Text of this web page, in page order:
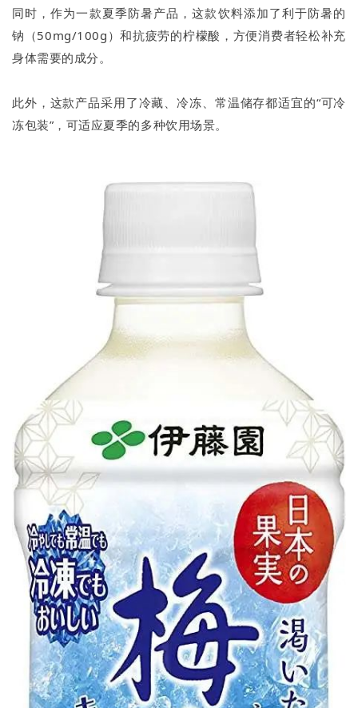
同时，作为一款夏季防暑产品，这款饮料添加了利于防暑的
钠（50mg/100g）和抗疲劳的柠檬酸，方便消费者轻松补充
身体需要的成分。
此外，这款产品采用了冷藏、冷冻、常温储存都适宜的“可冷
冻包装”，可适应夏季的多种饮用场景。